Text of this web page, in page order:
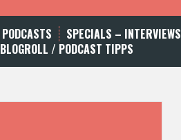
PODCASTS SPECIALS – INTERVIEWS
BLOGROLL / PODCAST TIPPS